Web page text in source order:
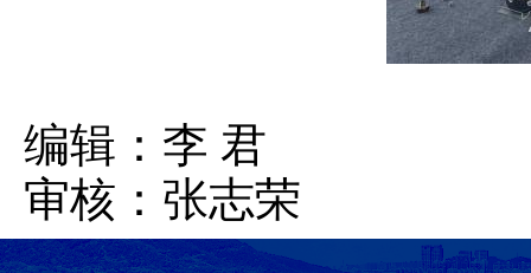
编辑：李 君
审核：张志荣